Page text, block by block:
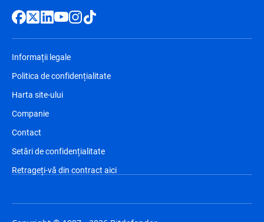
Informații legale
Politica de confidențialitate
Harta site-ului
Companie
Contact
Setări de confidențialitate
Retrageți-vă din contract aici